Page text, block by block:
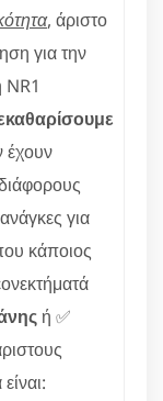
, άριστο
για την
NR1
έχουν
για
κάποιος
ή ✅